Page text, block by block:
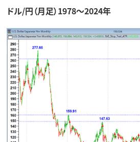
ドル/円（月足）1978～2024年